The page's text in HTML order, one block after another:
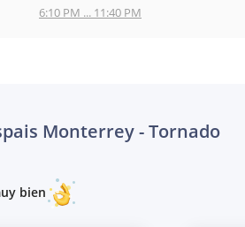
6:10 PM ... 11:40 PM
Monterrey - Tornado
bien